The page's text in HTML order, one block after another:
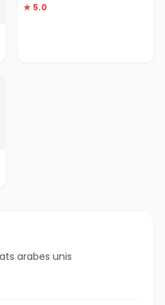
★ 5.0
arabes unis